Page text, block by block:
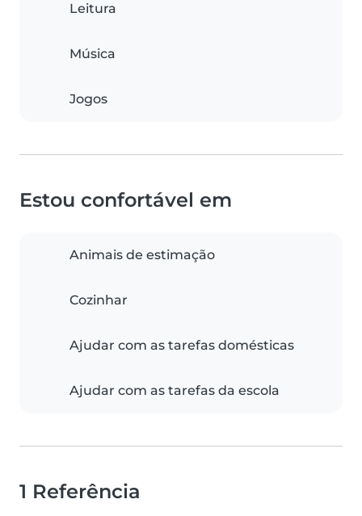
Leitura
Música
Jogos
Estou confortável em
Animais de estimação
Cozinhar
Ajudar com as tarefas domésticas
Ajudar com as tarefas da escola
1 Referência